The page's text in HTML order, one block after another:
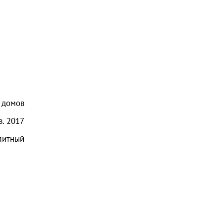
домов
2017